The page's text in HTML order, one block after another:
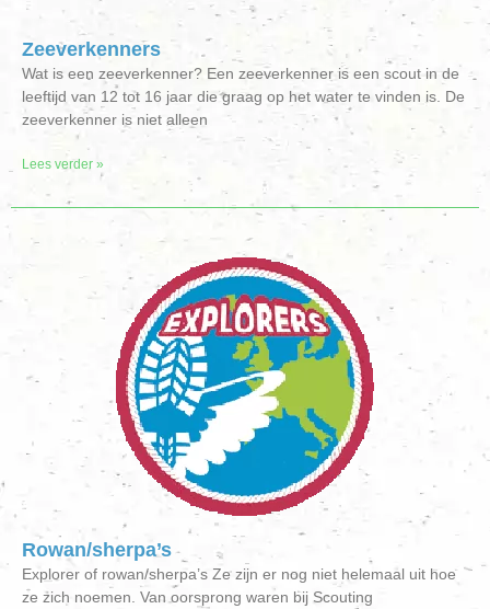
Zeeverkenners
Wat is een zeeverkenner? Een zeeverkenner is een scout in de
leeftijd van 12 tot 16 jaar die graag op het water te vinden is. De
zeeverkenner is niet alleen
Lees verder »
Rowan/sherpa’s
Explorer of rowan/sherpa’s Ze zijn er nog niet helemaal uit hoe
ze zich noemen. Van oorsprong waren bij Scouting